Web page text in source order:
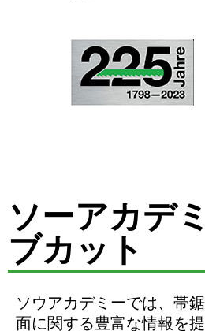
ソーアカデ
ブカット
ソウアカデミーでは、帯
面に関する豊富な情報を